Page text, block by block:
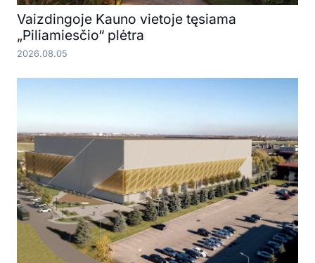
Vaizdingoje Kauno vietoje tęsiama
„Piliamiesčio“ plėtra
2026.08.05